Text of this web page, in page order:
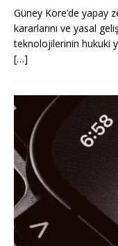
Güney Kore’de yapay
kararlarını ve yasal
teknolojilerinin hukuki
[…]